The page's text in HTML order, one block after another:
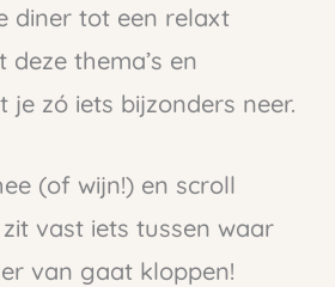
diner tot een relaxt
thema’s en
je zó iets bijzonders neer.
(of wijn!) en scroll
vast iets tussen waar
van gaat kloppen!